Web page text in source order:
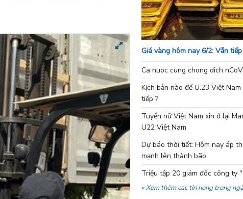
Giá vàng hôm nay 6/2: Vẫn
Ca nuoc cung chong dich nCoV
Kịch bản nào để U.23 Việt
tiếp ?
Tuyển nữ Việt Nam xin ở lại
U22 Việt Nam
Dự báo thời tiết: Hôm nay áp
mạnh lên thành bão
Triệu tập 20 giám đốc công ty
» Xem thêm các tin nóng trong